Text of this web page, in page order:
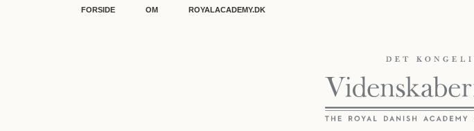
FORSIDE OM ROYALACADEMY.DK